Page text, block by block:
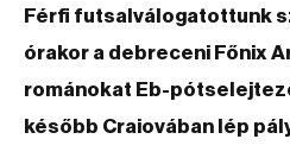
Férfi futsalválogatottunk
órakor a debreceni Főnix
románokat Eb-
később Craiovában lép